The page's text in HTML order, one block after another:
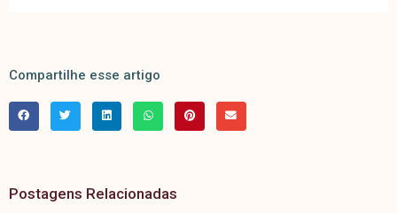
Compartilhe esse artigo
Postagens Relacionadas